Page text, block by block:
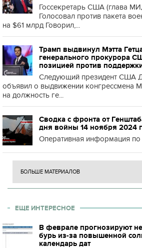
Госсекретарь США (глава
Голосовал против пакета
на $61 млрд Говорил,...
Трамп выдвинул Мэтта
генерального прокурора
позицией против
Следующий президент США
объявил о выдвижении конгрессмена
на должность ге...
Сводка с фронта от
дня войны 14 ноября 2024
Оперативная информация
БОЛЬШЕ МАТЕРИАЛОВ
ЕЩЕ ИНТЕРЕСНОЕ
В феврале прогнозируют
бурь из-за повышенной
календарь дат